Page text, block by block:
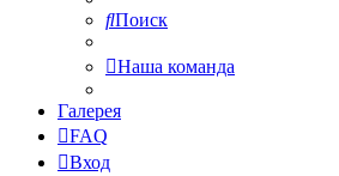
Поиск
Наша команда
Галерея
FAQ
Вход